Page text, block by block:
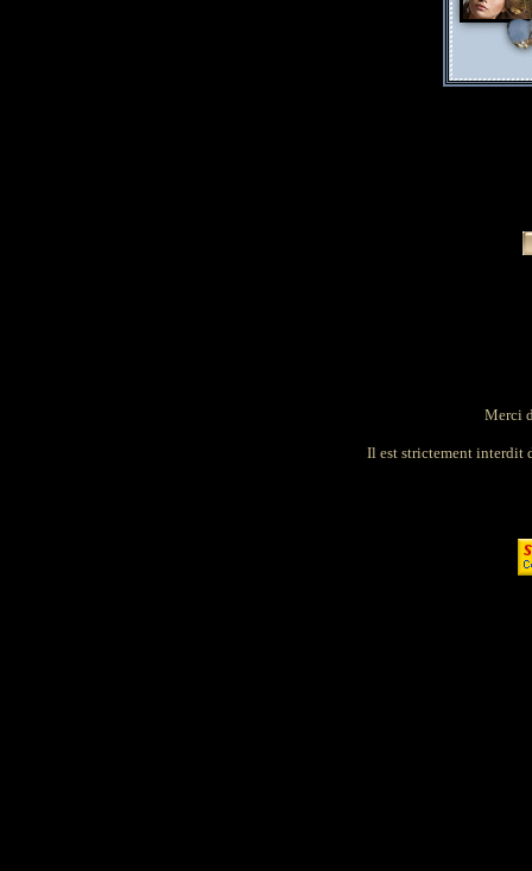
Merci
Il est strictement interdit